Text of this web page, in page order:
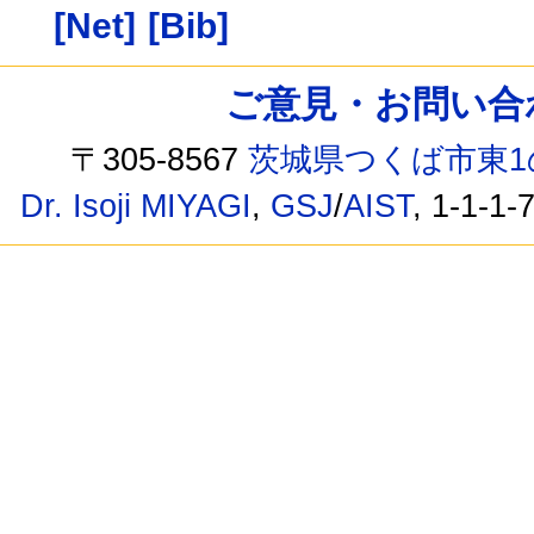
[Net]
[Bib]
ご意見・お問い
〒305-8567茨城県つくば市東
Dr. Isoji MIYAGI, GSJ/AIST, 1-1-1-